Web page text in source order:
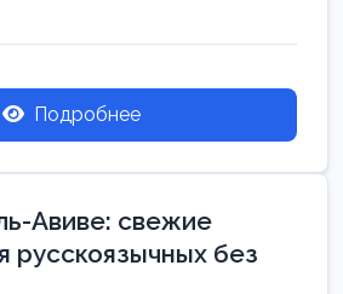
на мебельном производстве:
Подробнее
Авиве: свежие
русскоязычных без